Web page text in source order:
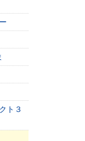
ト３